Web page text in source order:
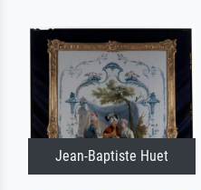
Jean-Baptiste Huet